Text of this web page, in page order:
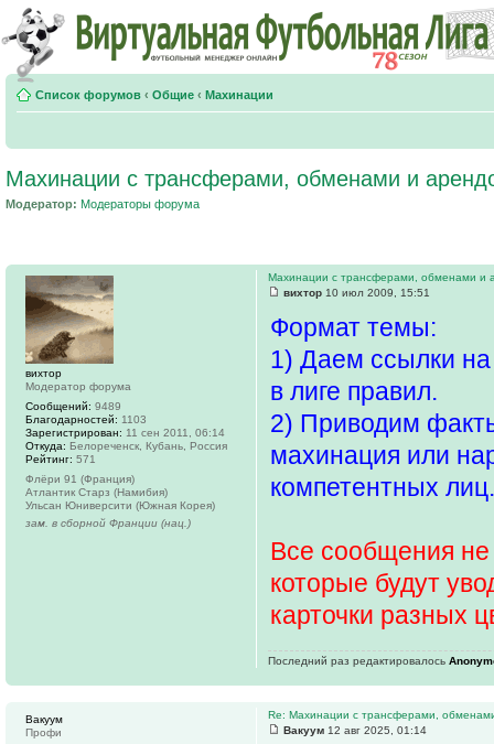
Список форумов ‹ Общие ‹ Махинации
Махинации с трансферами, обменами и
Модератор: Модераторы форума
Махинации с трансферами, обменами и
вихтор 10 июл 2009, 15:51
Формат темы:
1) Даем ссылки
в лиге правил.
2) Приводим
махинация или
компетентных лиц.
Все сообщения не
которые будут
карточки разных
Последний раз редактировалось
вихтор
Модератор форума
Сообщений: 9489
Благодарностей: 1103
Зарегистрирован: 11 сен 2011, 06:14
Откуда: Белореченск, Кубань, Россия
Рейтинг: 571
Флёри 91 (Франция)
Атлантик Старз (Намибия)
Ульсан Юниверсити (Южная Корея)
зам. в сборной Франции (нац.)
Re: Махинации с трансферами,
Вакуум 12 авг 2025, 01:14
Вакуум
Профи